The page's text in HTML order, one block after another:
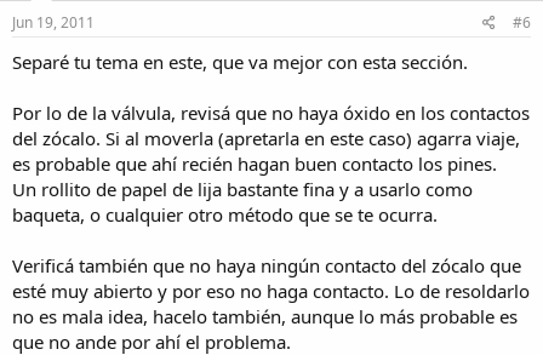
Jun 19, 2011 #6
Separé tu tema en este, que va mejor con esta sección.
Por lo de la válvula, revisá que no haya óxido en los contactos
del zócalo. Si al moverla (apretarla en este caso) agarra viaje,
es probable que ahí recién hagan buen contacto los pines.
Un rollito de papel de lija bastante fina y a usarlo como
baqueta, o cualquier otro método que se te ocurra.
Verificá también que no haya ningún contacto del zócalo que
esté muy abierto y por eso no haga contacto. Lo de resoldarlo
no es mala idea, hacelo también, aunque lo más probable es
que no ande por ahí el problema.